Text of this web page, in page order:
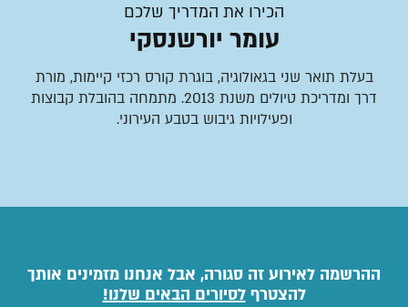
הכירו את המדריך שלכם
עומר יורשנסקי
בעלת תואר שני בגאולוגיה, בוגרת קורס רכזי קיימות, מורת
דרך ומדריכת טיולים משנת 2013. מתמחה בהובלת קבוצות
ופעילויות גיבוש בטבע העירוני.
ההרשמה לאירוע זה סגורה, אבל אנחנו מזמינים אותך
להצטרףלסיורים הבאים שלנו!